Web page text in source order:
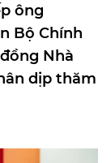
ông
Bộ Chính
Nhà
dịp thăm